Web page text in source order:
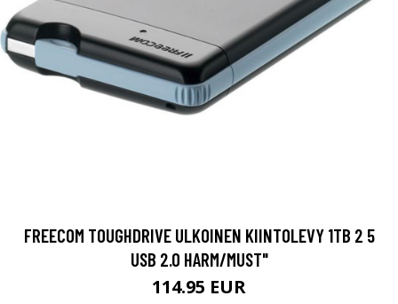
FREECOM TOUGHDRIVE ULKOINEN KIINTOLEVY 1TB 2 5
USB 2.0 HARM/MUST"
114.95 EUR